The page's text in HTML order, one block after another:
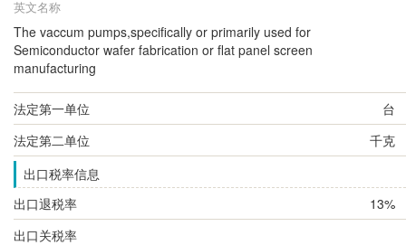
英文名称
The vaccum pumps,specifically or primarily used for
Semiconductor wafer fabrication or flat panel screen
manufacturing
法定第一单位
台
法定第二单位
千克
出口税率信息
出口退税率
13%
出口关税率